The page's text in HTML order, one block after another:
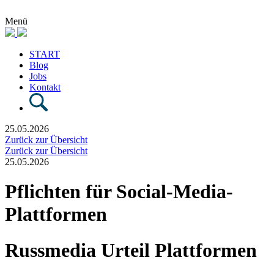
Menü
START
Blog
Jobs
Kontakt
25.05.2026
Zurück zur Übersicht
Zurück zur Übersicht
25.05.2026
Pflichten für Social-Media-
Plattformen
Russmedia Urteil Plattformen